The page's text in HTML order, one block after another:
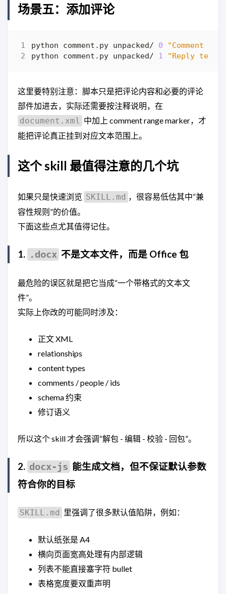
场景五：添加评论
python comment.py unpacked/ 0
"Comment
python comment.py unpacked/ 1 "Reply text"
这里要特别注意：脚本只是把评论内容和必要的评论
部件加进去，实际还需要按注释说明，在
document.xml
中加上 comment range marker，才
能把评论真正挂到对应文本范围上。
这个 skill 最值得注意的几个坑
如果只是快速浏览 SKILL.md ，很容易低估其中“兼
容性规则”的价值。
下面这些点尤其值得记住。
1. .docx 不是文本文件，而是 Office 包
最危险的误区就是把它当成“一个带格式的文本文
件”。
实际上你改的可能同时涉及：
正文 XML
relationships
content types
comments / people / ids
schema 约束
修订语义
所以这个 skill 才会强调“解包 - 编辑 - 校验 - 回包”。
2. docx-js 能生成文档，但不保证默认参数
符合你的目标
SKILL.md 里强调了很多默认值陷阱，例如：
默认纸张是 A4
横向页面宽高处理有内部逻辑
列表不能直接塞字符 bullet
表格宽度要双重声明